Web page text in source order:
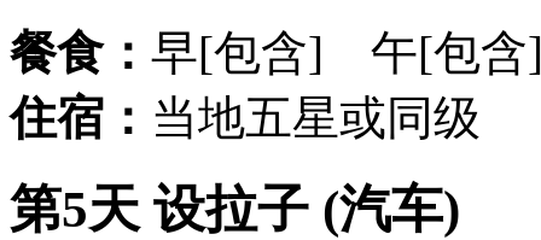
餐食： 早[包含] 午[包
住宿： 当地五星或同级
第5天 设拉子 (汽车)